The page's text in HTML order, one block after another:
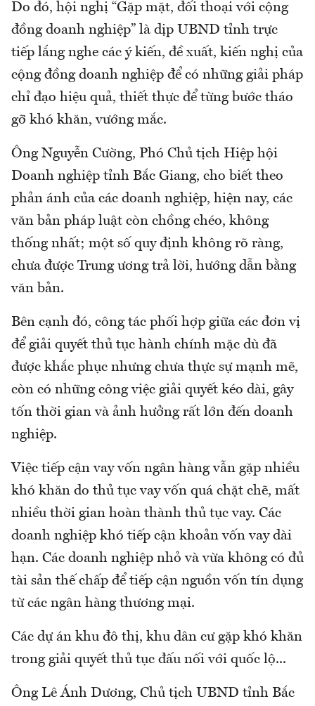
Do đó, hội nghị “Gặp mặt, đối thoại với cộng
đồng doanh nghiệp” là dịp UBND tỉnh trực
tiếp lắng nghe các ý kiến, đề xuất, kiến nghị của
cộng đồng doanh nghiệp để có những giải pháp
chỉ đạo hiệu quả, thiết thực để từng bước tháo
gỡ khó khăn, vướng mắc.
Ông Nguyễn Cường, Phó Chủ tịch Hiệp hội
Doanh nghiệp tỉnh Bắc Giang, cho biết theo
phản ánh của các doanh nghiệp, hiện nay, các
văn bản pháp luật còn chồng chéo, không
thống nhất; một số quy định không rõ ràng,
chưa được Trung ương trả lời, hướng dẫn bằng
văn bản.
Bên cạnh đó, công tác phối hợp giữa các đơn vị
để giải quyết thủ tục hành chính mặc dù đã
được khắc phục nhưng chưa thực sự mạnh mẽ,
còn có những công việc giải quyết kéo dài, gây
tốn thời gian và ảnh hưởng rất lớn đến doanh
nghiệp.
Việc tiếp cận vay vốn ngân hàng vẫn gặp nhiều
khó khăn do thủ tục vay vốn quá chặt chẽ, mất
nhiều thời gian hoàn thành thủ tục vay. Các
doanh nghiệp khó tiếp cận khoản vốn vay dài
hạn. Các doanh nghiệp nhỏ và vừa không có đủ
tài sản thế chấp để tiếp cận nguồn vốn tín dụng
từ các ngân hàng thương mại.
Các dự án khu đô thị, khu dân cư gặp khó khăn
trong giải quyết thủ tục đấu nối với quốc lộ...
Ông Lê Ánh Dương, Chủ tịch UBND tỉnh Bắc